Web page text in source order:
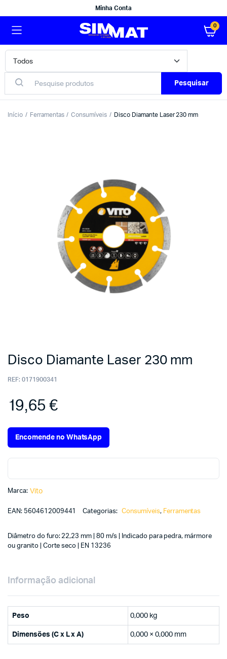
Minha Conta
0
Pesquisar
Início Ferramentas Consumíveis Disco Diamante Laser 230 mm
Disco Diamante Laser 230 mm
REF: 0171900341
19,65€
Encomende no WhatsApp
Marca: Vito
EAN: 5604612009441 Categorias: Consumíveis, Ferramentas
Diâmetro do furo: 22,23 mm | 80 m/s | Indicado para pedra, mármore
ou granito | Corte seco | EN 13236
Informação adicional
Peso 0,000 kg
Dimensões (C x L x A) 0,000 × 0,000 mm